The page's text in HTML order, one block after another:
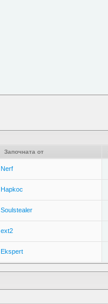
Започната от
Nerf
Hapkoc
Soulstealer
ext2
Ekspert